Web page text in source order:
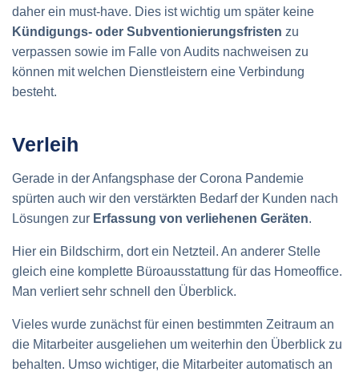
daher ein must-have. Dies ist wichtig um später keine
Kündigungs- oder Subventionierungsfristen zu
verpassen sowie im Falle von Audits nachweisen zu
können mit welchen Dienstleistern eine Verbindung
besteht.
Verleih
Gerade in der Anfangsphase der Corona Pandemie
spürten auch wir den verstärkten Bedarf der Kunden nach
Lösungen zur Erfassung von verliehenen Geräten.
Hier ein Bildschirm, dort ein Netzteil. An anderer Stelle
gleich eine komplette Büroausstattung für das Homeoffice.
Man verliert sehr schnell den Überblick.
Vieles wurde zunächst für einen bestimmten Zeitraum an
die Mitarbeiter ausgeliehen um weiterhin den Überblick zu
behalten. Umso wichtiger, die Mitarbeiter automatisch an